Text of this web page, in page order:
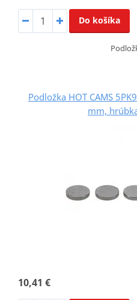
Do košíka
Podložka HOT CAMS
mm,
10,41 €